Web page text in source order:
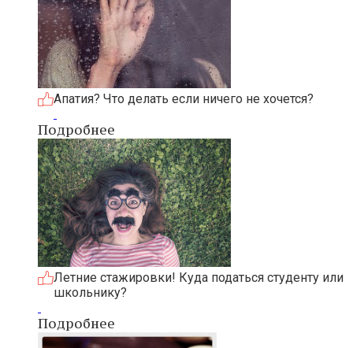
Апатия? Что делать если ничего не хочется?
Подробнее
Летние стажировки! Куда податься студенту или
школьнику?
Подробнее